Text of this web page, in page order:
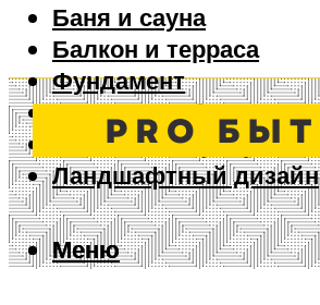
Баня и сауна
Балкон и терраса
Фундамент
Ворота и забор
Дизайн интерьера
Ландшафтный дизайн
Меню
Меню